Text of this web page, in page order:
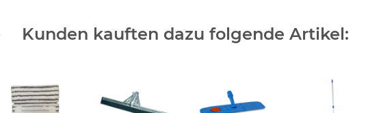
Kunden kauften dazu folgende Artikel: